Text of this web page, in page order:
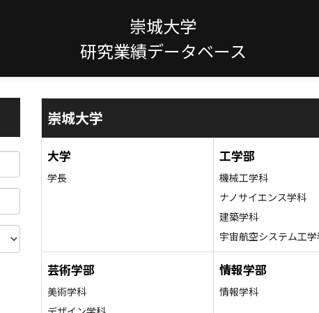
崇城大学
研究業績データベース
崇城大学
大学
学長
工学部
機械工学科
ナノサイエンス学科
建築学科
宇宙航空システム工
芸術学部
美術学科
情報学部
情報学科